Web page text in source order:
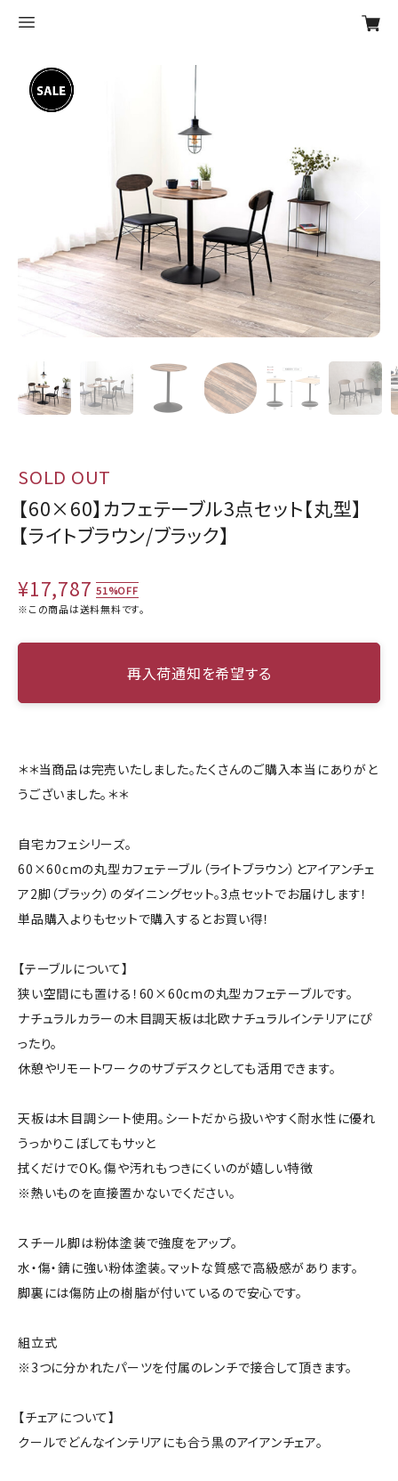
SOLD OUT
【60×60】カフェテーブル3点セット【丸型】
【ライトブラウン/ブラック】
¥17,787 51%OFF
※この商品は送料無料です。
再入荷通知を希望する
＊＊当商品は完売いたしました。たくさんのご購入本当にありがと
うございました。＊＊
自宅カフェシリーズ。
60×60cmの丸型カフェテーブル（ライトブラウン）とアイアンチェ
ア2脚（ブラック）のダイニングセット。3点セットでお届けします！
単品購入よりもセットで購入するとお買い得！
【テーブルについて】
狭い空間にも置ける！60×60cmの丸型カフェテーブルです。
ナチュラルカラーの木目調天板は北欧ナチュラルインテリアにぴ
ったり。
休憩やリモートワークのサブデスクとしても活用できます。
天板は木目調シート使用。シートだから扱いやすく耐水性に優れ
うっかりこぼしてもサッと
拭くだけでOK。傷や汚れもつきにくいのが嬉しい特徴
※熱いものを直接置かないでください。
スチール脚は粉体塗装で強度をアップ。
水・傷・錆に強い粉体塗装。マットな質感で高級感があります。
脚裏には傷防止の樹脂が付いているので安心です。
組立式
※3つに分かれたパーツを付属のレンチで接合して頂きます。
【チェアについて】
クールでどんなインテリアにも合う黒のアイアンチェア。